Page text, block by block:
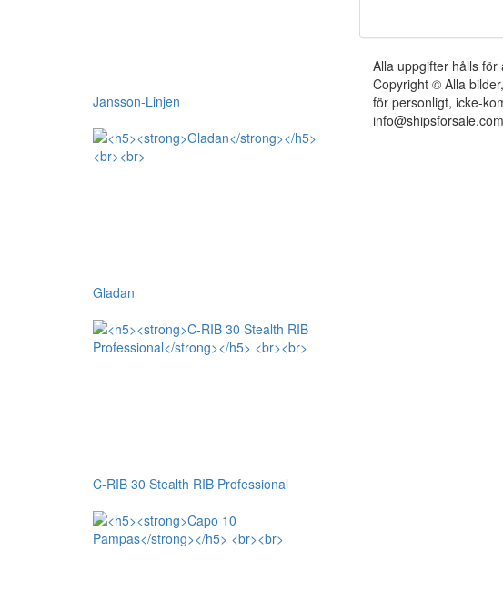
Jansson-Linjen
Gladan
C-RIB 30 Stealth RIB Professional
Alla uppgifter hålls
Copyright © Alla
för personligt, icke-
info@shipsforsale.com